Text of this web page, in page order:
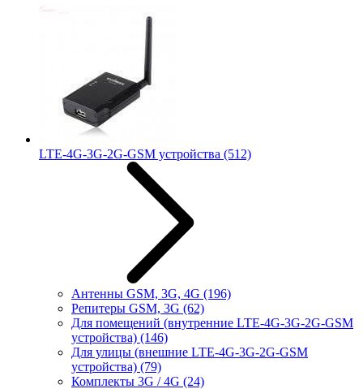
LTE-4G-3G-2G-GSM устройства (512)
Антенны GSM, 3G, 4G (196)
Репитеры GSM, 3G (62)
Для помещений (внутренние LTE-4G-3G-2G-GSM
устройства) (146)
Для улицы (внешние LTE-4G-3G-2G-GSM
устройства) (79)
Комплекты 3G / 4G (24)